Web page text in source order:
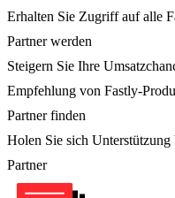
Erhalten Sie Zugriff auf alle
Partner werden
Steigern Sie Ihre
Empfehlung von Fastly-
Partner finden
Holen Sie sich Unterstützung
Partner